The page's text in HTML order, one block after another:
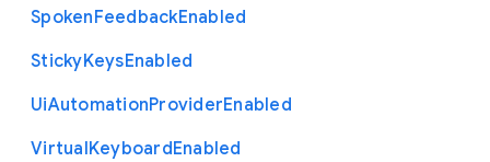
SpokenFeedbackEnabled
StickyKeysEnabled
UiAutomationProviderEnabled
VirtualKeyboardEnabled